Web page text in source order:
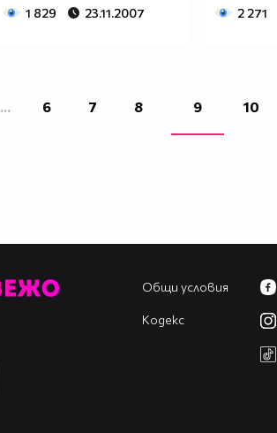
1 829 23.11.2007 2 271
... 6 7 8 9 10
Общи условия
Кодекс